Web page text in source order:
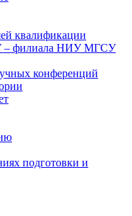
квалификации
– филиала НИУ МГСУ
конференций
подготовки и